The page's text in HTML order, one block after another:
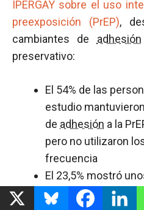
IPERGAY sobre el uso
preexposición (PrEP),
cambiantes de adhesión
preservativo:
El 54% de las
estudio
de adhesión a la
pero no utilizaron
frecuencia
El 23,5% mostró
adhesióntanto a la